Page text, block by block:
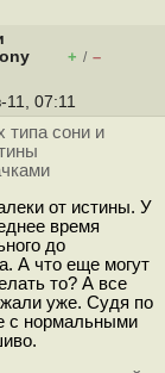
+ / –
11, 07:11
типа сони и
от истины. У
время
до
А что еще могут
то? А все
уже. Судя по
с нормальными